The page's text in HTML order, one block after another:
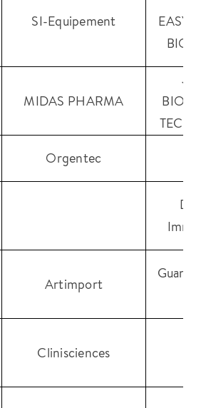
SI-Equipement
MIDAS PHARMA
Orgentec
Artimport
Clinisciences